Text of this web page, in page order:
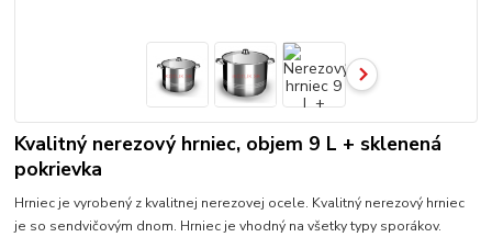
Kvalitný nerezový hrniec, objem 9 L + sklenená
pokrievka
Hrniec je vyrobený z kvalitnej nerezovej ocele. Kvalitný nerezový hrniec
je so sendvičovým dnom. Hrniec je vhodný na všetky typy sporákov.